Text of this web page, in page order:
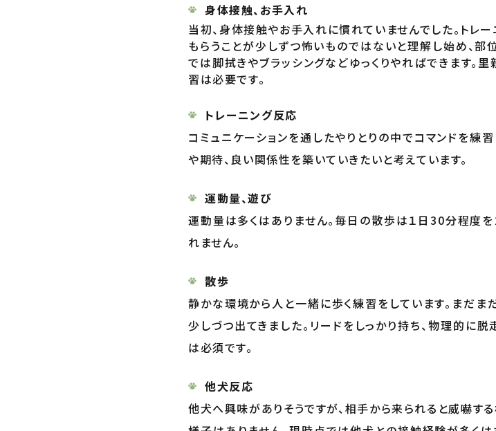
身体接触、お手入れ
当初、身体接触やお手入れに慣れていませんでした。トレ
もらうことが少しずつ怖いものではないと理解し始め、
では脚拭きやブラッシングなどゆっくりやればできます
習は必要です。
トレーニング反応
コミュニケーションを通したやりとりの中でコマンドを練
や期待、良い関係性を築いていきたいと考えています。
運動量、遊び
運動量は多くはありません。毎日の散歩は１日30分程度
れません。
散歩
静かな環境から人と一緒に歩く練習をしています。まだま
少しづつ出てきました。リードをしっかり持ち、物理的に
は必須です。
他犬反応
他犬へ興味がありそうですが、相手から来られると威嚇する